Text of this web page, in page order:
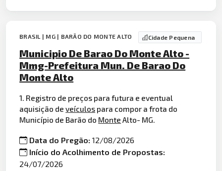
BRASIL | MG | BARÃO DO MONTE ALTO Cidade Pequena
Municipio De Barao Do Monte Alto -
Mmg-Prefeitura Mun. De Barao Do
Monte Alto
1. Registro de preços para futura e eventual
aquisição deveículos para compor a frota do
Município de Barão do Monte Alto- MG.
Data do Pregão:12/08/2026
Início do Acolhimento de Propostas:
24/07/2026